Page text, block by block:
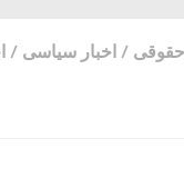
حقوقی / اخبار سیاسی /